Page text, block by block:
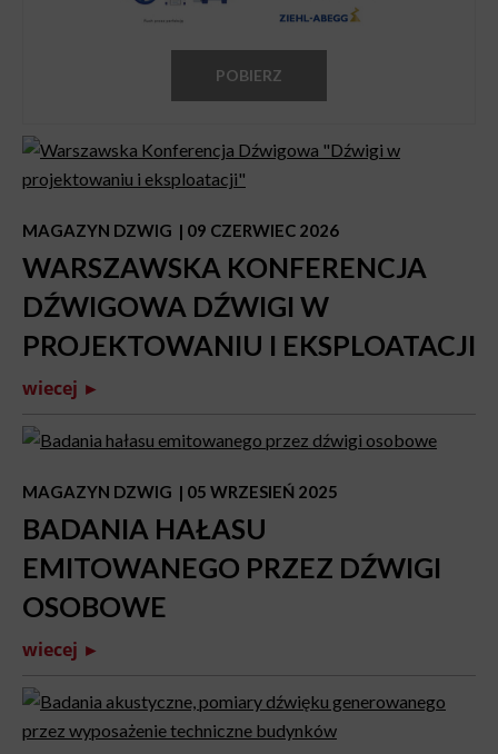
POBIERZ
MAGAZYN DZWIG | 09 CZERWIEC 2026
WARSZAWSKA KONFERENCJA
DŹWIGOWA DŹWIGI W
PROJEKTOWANIU I EKSPLOATACJI
wiecej ►
MAGAZYN DZWIG | 05 WRZESIEŃ 2025
BADANIA HAŁASU
EMITOWANEGO PRZEZ DŹWIGI
OSOBOWE
wiecej ►